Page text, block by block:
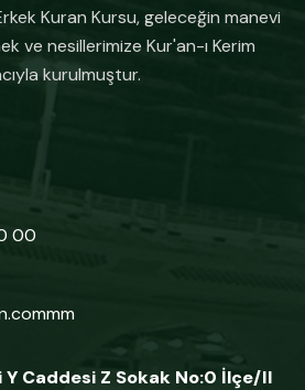
Kuran Kursu, geleceğin manevi
ve nesillerimize Kur'an-ı Kerim
kurulmuştur.
00
Y Caddesi Z Sokak No:0 İlçe/il